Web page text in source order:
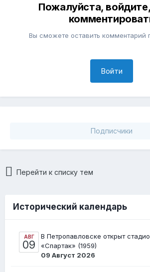
Пожалуйста,
Вы сможете оставить комментарий
Войти
Подписчики
Перейти к списку тем
Исторический календарь
АВГ
09
В Петропавловске открыт
«Спартак» (1959)
09 Август 2026